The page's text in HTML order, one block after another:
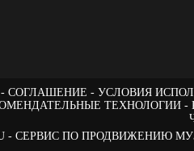
СОГЛАШЕНИЕ
УСЛОВИЯ
ТЕХНОЛОГИИ
- СЕРВИС ПО ПРОДВИЖЕНИЮ